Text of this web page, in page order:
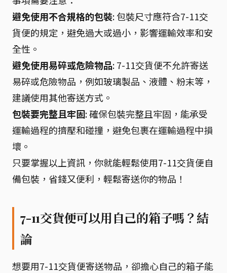
避免使用不合規格的包裝: 包裝尺寸應符合7-11交
貨便的規定，避免過大或過小，影響運輸效率和安
全性。
避免使用易碎或危險物品: 7-11交貨便不允許寄送
易碎或危險物品，例如玻璃製品、液體、粉末等，
建議使用其他寄送方式。
包裝要完整且牢固: 確保包裝完整且牢固，能承受
運輸過程的擠壓和碰撞，避免包裹在運輸過程中損
壞。
只要掌握以上資訊，你就能輕鬆使用7-11交貨便自
備包裝，省錢又便利，輕鬆寄送你的物品！
7-11交貨便可以用自己的箱子嗎？結
論
想要用7-11交貨便寄送物品，卻擔心自己的箱子能